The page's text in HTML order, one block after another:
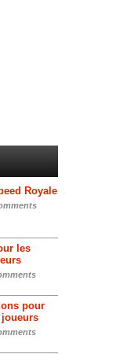
Royale
les
pour
joueurs